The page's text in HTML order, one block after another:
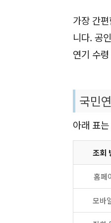
가장 간
니다. 공
연기 수
국민
아래 표
조회
홈페
모바